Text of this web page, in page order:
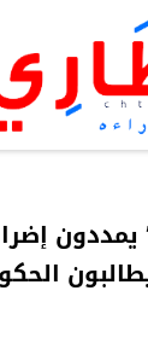
يمددون